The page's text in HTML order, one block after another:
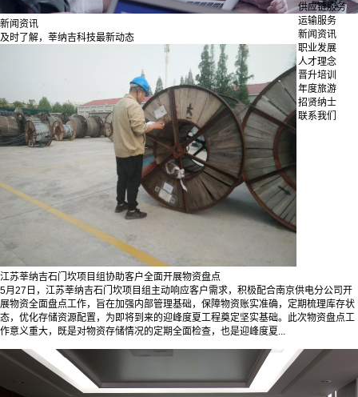
供应链服务
运输服务
新闻资讯
职业发展
人才理念
晋升培训
年度旅游
招贤纳士
联系我们
新闻资讯
及时了解，莘纳吉科技最新动态
江苏莘纳吉石门坎项目组协助客户全面开展物资盘点
5月27日，江苏莘纳吉石门坎项目组主动响应客户需求，积极配合南京供电分公司开
展物资全面盘点工作，旨在加强内部管理基础，保障物资账实准确，定期梳理库存状
态，优化存储资源配置，为即将到来的迎峰度夏工程奠定坚实基础。此次物资盘点工
作意义重大，既是对物资存储情况的定期全面检查，也是迎峰度夏...